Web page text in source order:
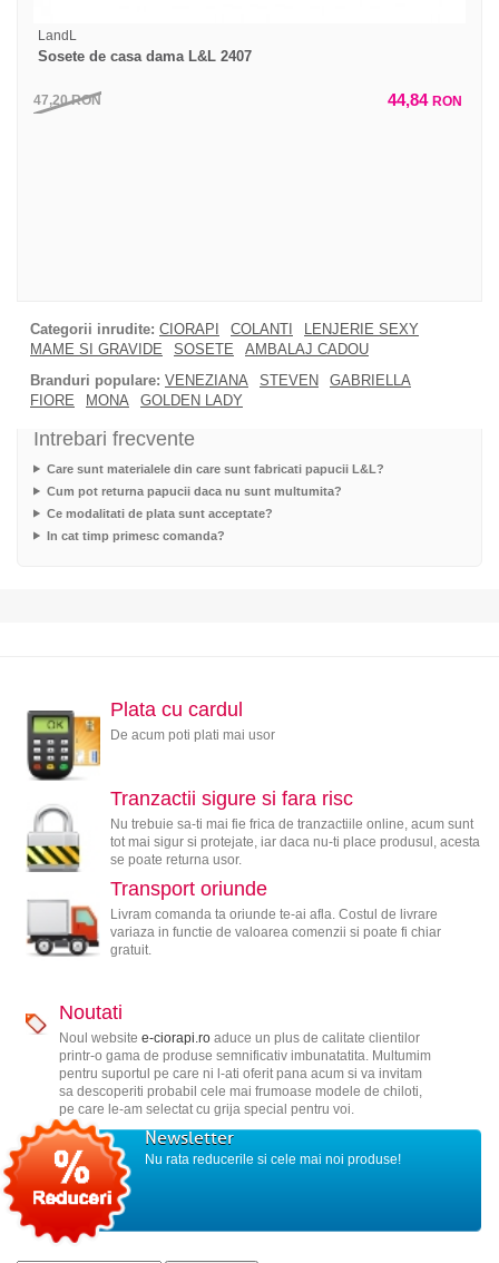
LandL
Sosete de casa dama L&L 2407
47,20RON 44,84 RON
Categorii inrudite: CIORAPI COLANTI
LENJERIE SEXY
MAME SI GRAVIDE
SOSETE
AMBALAJ CADOU
Branduri populare: VENEZIANA STEVEN
GABRIELLA
FIORE
MONA GOLDEN LADY
Intrebari frecvente
Care sunt materialele din care sunt fabricati papucii L&L?
Cum pot returna papucii daca nu sunt multumita?
Ce modalitati de plata sunt acceptate?
In cat timp primesc comanda?
Plata cu cardul
De acum poti plati mai usor
Tranzactii sigure si fara risc
Nu trebuie sa-ti mai fie frica de tranzactiile online, acum sunt
tot mai sigur si protejate, iar daca nu-ti place produsul, acesta
se poate returna usor.
Transport oriunde
Livram comanda ta oriunde te-ai afla. Costul de livrare
variaza in functie de valoarea comenzii si poate fi chiar
gratuit.
Noutati
Noul website e-ciorapi.roaduce un plus de calitate clientilor
printr-o gama de produse semnificativ imbunatatita. Multumim
pentru suportul pe care ni l-ati oferit pana acum si va invitam
sa descoperiti probabil cele mai frumoase modele de chiloti,
pe care le-am selectat cu grija special pentru voi.
Newsletter
Nu rata reducerile si cele mai noi produse!